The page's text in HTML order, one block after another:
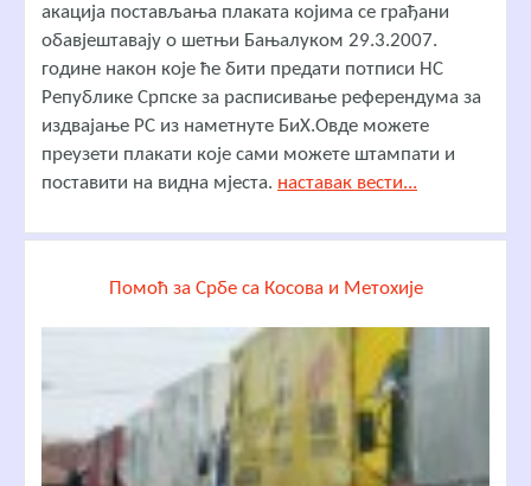
акација постављања плаката којима се грађани
обавјештавају о шетњи Бањалуком 29.3.2007.
године након које ће бити предати потписи НС
Републике Српске за расписивање референдума за
издвајање РС из наметнуте БиХ.Овде можете
преузети плакати које сами можете штампати и
поставити на видна мјеста. наставак вести...
Помоћ за Србе са Косова и Метохије